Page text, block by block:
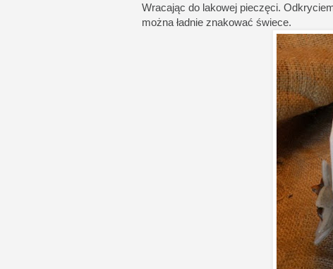
Wracając do lakowej pieczęci.
można ładnie znakować świece.